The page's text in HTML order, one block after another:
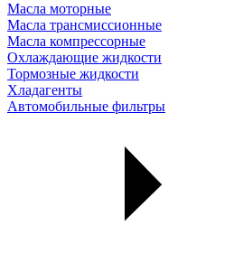
Масла моторные
Масла трансмиссионные
Масла компрессорные
Охлаждающие жидкости
Тормозные жидкости
Хладагенты
Автомобильные фильтры